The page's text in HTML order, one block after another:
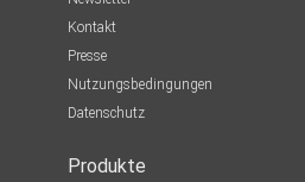
Kontakt
Presse
Nutzungsbedingungen
Datenschutz
Produkte